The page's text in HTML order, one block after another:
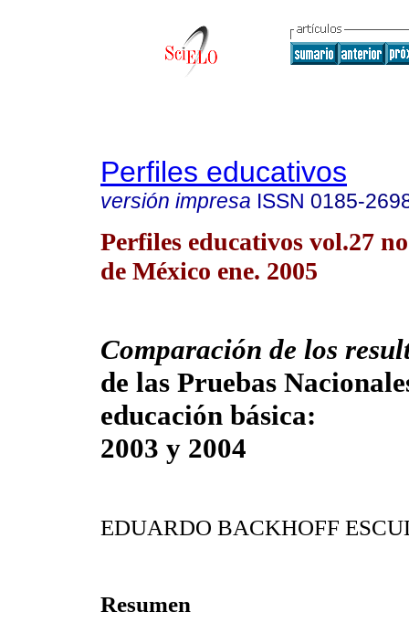
Perfiles educativos
versión impresa ISSN 0185-
Perfiles educativos vol.27
de México ene. 2005
Comparación de los
de las Pruebas
educación básica:
2003 y 2004
EDUARDO BACKHOFF
Resumen